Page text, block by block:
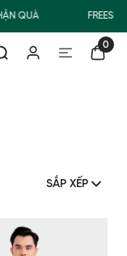
QUÀ
0
SẮP XẾP